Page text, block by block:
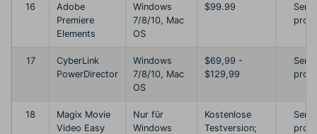
16
Adobe
Premiere
Elements
Windows
7/8/10, Mac
OS
$99.99
17
CyberLink
PowerDirector
Windows
7/8/10, Mac
OS
$69,99 -
$129,99
18
Magix Movie
Video Easy
Nur für
Windows
Kostenlose
Testversion;